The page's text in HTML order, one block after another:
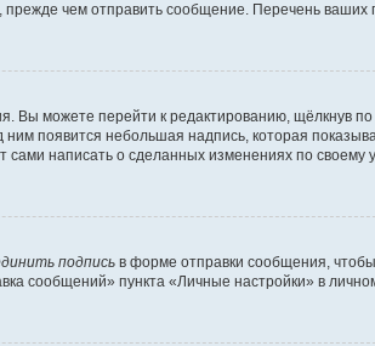
чем отправить сообщение. Перечень ваших
Вы можете перейти к редактированию, щёлкнув по
появится небольшая надпись, которая
написать о сделанных изменениях по своему
подпись в форме отправки сообщения,
сообщений» пункта «Личные настройки» в